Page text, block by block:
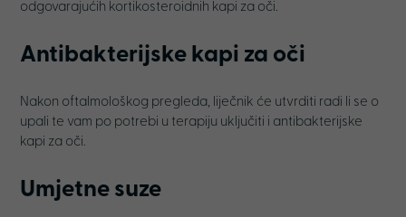
odgovarajućih kortikosteroidnih kapi za oči.
Antibakterijske kapi za oči
Nakon oftalmološkog pregleda, liječnik će utvrditi radi li se o
upali te vam po potrebi u terapiju uključiti i antibakterijske
kapi za oči.
Umjetne suze